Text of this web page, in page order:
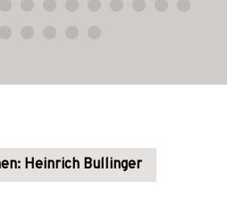
Heinrich Bullinger